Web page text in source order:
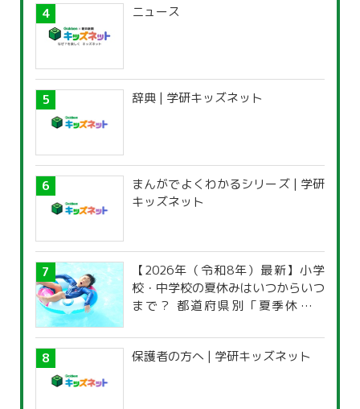
ニュース
辞典 | 学研キッズネット
まんがでよくわかるシリーズ | 学研
キッズネット
【2026年（令和8年）最新】小学
校・中学校の夏休みはいつからいつ
まで？ 都道府県別「夏季休暇一
保護者の方へ | 学研キッズネット